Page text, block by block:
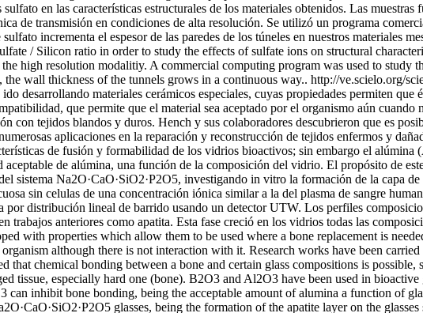
en las características estructurales de los materiales obtenidos. Las muestras
de transmisión en condiciones de alta resolución. Se utilizó un programa
incrementa el espesor de las paredes de los túneles en nuestros materiales
/ Silicon ratio in order to study the effects of sulfate ions on structural
high resolution modalitiy. A commercial computing program was used to study
wall thickness of the tunnels grows in a continuous way.. http://ve.scielo.org/
desarrollando materiales cerámicos especiales, cuyas propiedades permiten que
que permite que el material sea aceptado por el organismo aún
con tejidos blandos y duros. Hench y sus colaboradores descubrieron que es
aplicaciones en la reparación y reconstrucción de tejidos enfermos y
de fusión y formabilidad de los vidrios bioactivos; sin embargo el
de alúmina, una función de la composición del vidrio. El propósito de
Na2O·CaO·SiO2·P2O5, investigando in vitro la formación de la capa
sin celulas de una concentración iónica similar a la del plasma de sangre
distribución lineal de barrido usando un detector UTW. Los perfiles
trabajos anteriores como apatita. Esta fase creció en los vidrios todas las
with properties which allow them to be used where a bone replacement is
although there is not interaction with it. Research works have been
chemical bonding between a bone and certain glass compositions is possible,
tissue, especially hard one (bone). B2O3 and Al2O3 have been used in
inhibit bone bonding, being the acceptable amount of alumina a function of
glasses, being the formation of the apatite layer on the